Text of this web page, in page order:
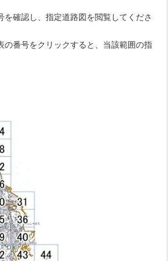
確認し、指定道路図を閲覧してくださ
番号をクリックすると、当該範囲の指